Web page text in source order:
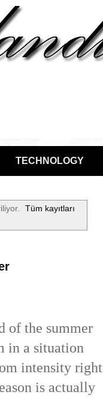
TECHNOLOGY
Tüm kayıtları
of the summer
in a situation
intensity right
is actually